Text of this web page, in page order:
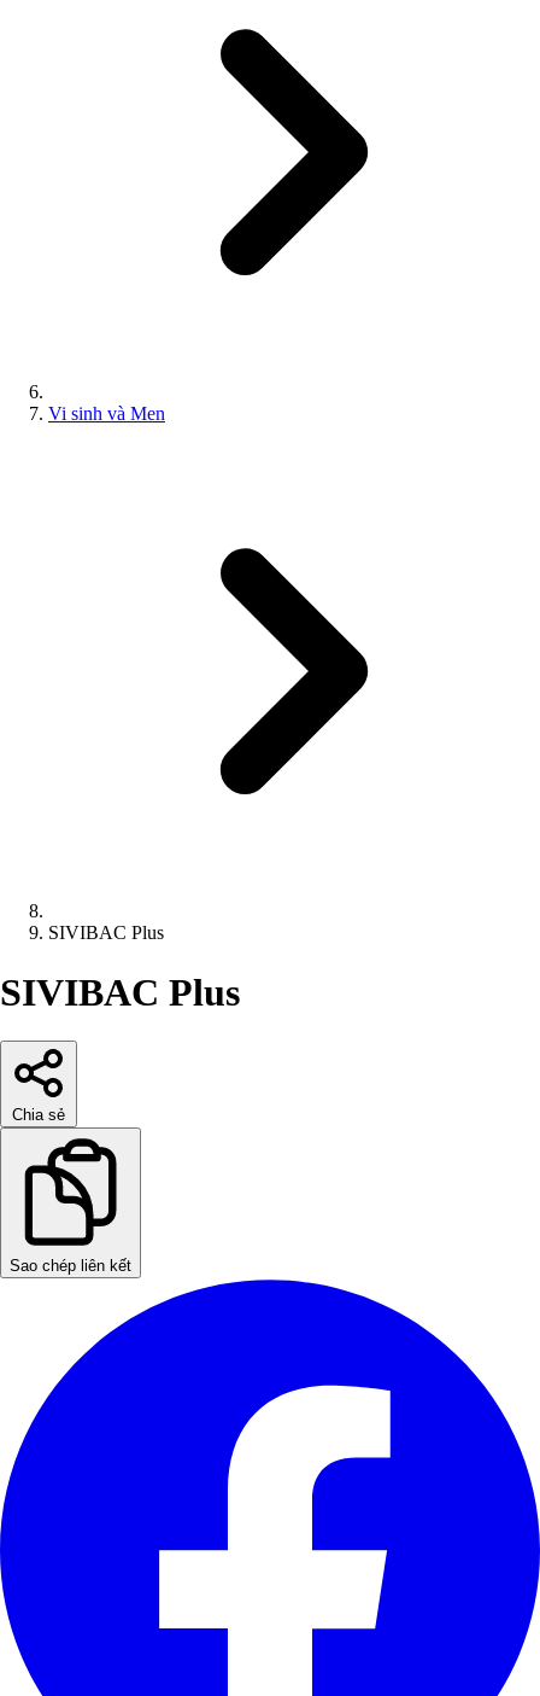
Vi sinh và Men
SIVIBAC Plus
SIVIBAC Plus
Chia sẻ
Sao chép liên kết